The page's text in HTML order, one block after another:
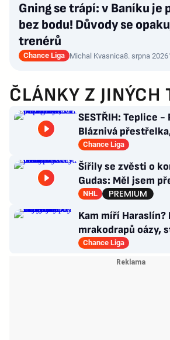
Gning se trápí: v Baníku je
bez bodu! Důvody se
trenérů
Chance Liga Michal Kvasnica8. srpna 2026
ČLÁNKY Z JINÝCH
SESTŘIH: Teplice -
Bláznivá
tři góly. Krčíkova
Chance Liga
Šířily se zvěsti o
Gudas: Měl jsem
Co návrat do Česka?
NHL
Kam míří Haraslín?
mrakodrapů oázy,
v Plzni. Byl by
Chance Liga